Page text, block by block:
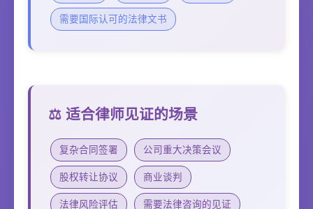
需要国际认可的法律文书
⚖️ 适合律师见证的场景
复杂合同签署 公司重大决策会议
股权转让协议 商业谈判
法律风险评估 需要法律咨询的见证